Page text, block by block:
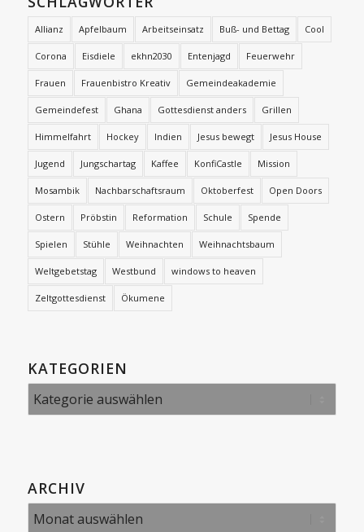
Allianz Apfelbaum Arbeitseinsatz Buß- und Bettag Cool
Corona Eisdiele ekhn2030 Entenjagd Feuerwehr
Frauen Frauenbistro Kreativ Gemeindeakademie
Gemeindefest Ghana Gottesdienst anders Grillen
Himmelfahrt Hockey Indien Jesus bewegt Jesus House
Jugend Jungschartag Kaffee KonfiCastle Mission
Mosambik Nachbarschaftsraum Oktoberfest Open Doors
Ostern Pröbstin Reformation Schule Spende
Spielen Stühle Weihnachten Weihnachtsbaum
Weltgebetstag Westbund windows to heaven
Zeltgottesdienst Ökumene
KATEGORIEN
Kategorien
ARCHIV